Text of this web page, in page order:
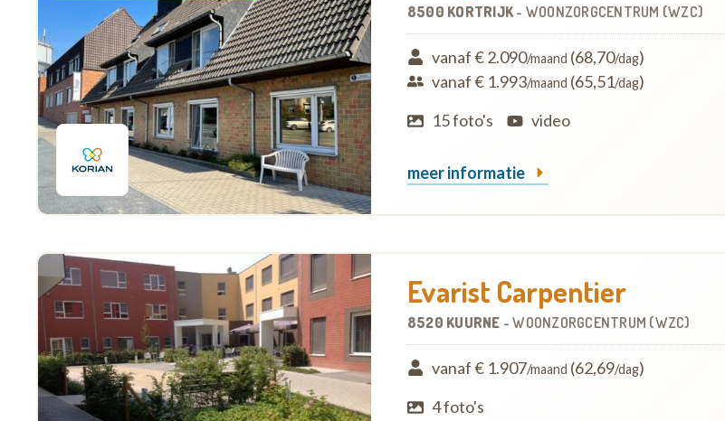
8500 KORTRIJK- WOONZORGCENTRUM (WZC)
vanaf € 2.090/maand (68,70/dag)
vanaf € 1.993/maand (65,51/dag)
15 foto's
video
meer informatie
Evarist Carpentier
8520 KUURNE -WOONZORGCENTRUM (WZC)
vanaf € 1.907/maand (62,69/dag)
4 foto's